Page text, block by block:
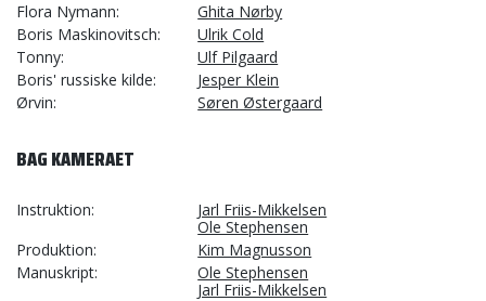
Flora Nymann
Ghita Nørby
Boris Maskinovitsch
Ulrik Cold
Tonny
Ulf Pilgaard
Boris' russiske kilde
Jesper Klein
Ørvin
Søren Østergaard
BAG KAMERAET
Instruktion
Jarl Friis-Mikkelsen
Ole Stephensen
Produktion
Kim Magnusson
Manuskript
Ole Stephensen
Jarl Friis-Mikkelsen